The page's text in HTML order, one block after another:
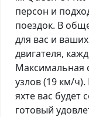
персон и
поездок. В
для вас и
двигателя,
Максимальная
узлов (19 км/
яхте вас
готовый